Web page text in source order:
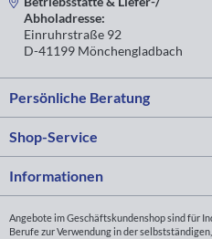
Abholadresse:
Einruhrstraße 92
D-41199 Mönchengladbach
Persönliche Beratung
Shop-Service
Informationen
Angebote im Geschäftskundenshop sind für
Berufe zur Verwendung in der